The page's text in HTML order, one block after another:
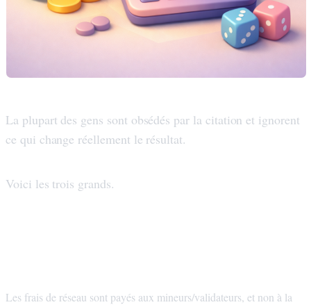
La plupart des gens sont obsédés par la citation et ignorent
ce qui change réellement le résultat.
Voici les trois grands.
Les frais de réseau sont payés aux mineurs/validateurs, et non à la